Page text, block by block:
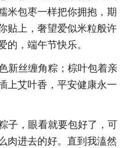
米包枣一样把你拥抱，期
贴上，奢望爱似米粒般许
的，端午节快乐。
新丝缠角粽；棕叶包着亲
上艾叶香，平安健康永一
子，眼看就要包好了，可
肉进去的好。直到我溘然